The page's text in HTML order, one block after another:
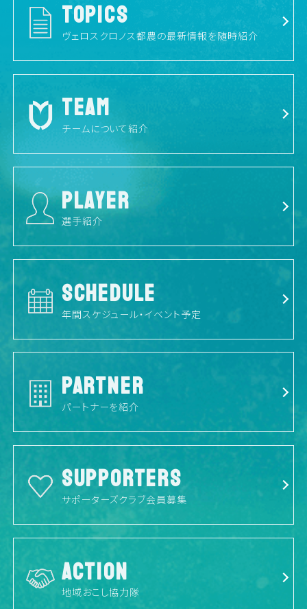
TOPICS
ヴェロスクロノス都農の最新情報を随時紹介
TEAM
チームについて紹介
PLAYER
選手紹介
SCHEDULE
年間スケジュール・イベント予定
PARTNER
パートナーを紹介
SUPPORTERS
サポーターズクラブ会員募集
ACTION
地域おこし協力隊